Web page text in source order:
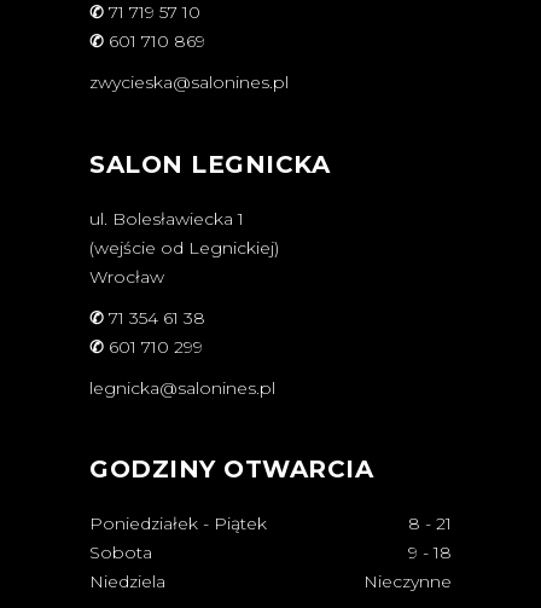
✆ 71 719 57 10
✆ 601 710 869
zwycieska@salonines.pl
SALON LEGNICKA
ul. Bolesławiecka 1
(wejście od Legnickiej)
Wrocław
✆ 71 354 61 38
✆ 601 710 299
legnicka@salonines.pl
GODZINY OTWARCIA
Poniedziałek - Piątek 8 - 21
Sobota
9 - 18
Niedziela
Nieczynne